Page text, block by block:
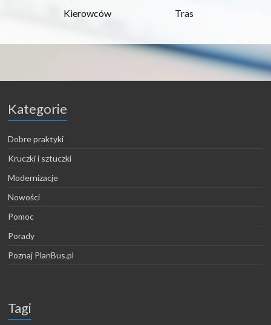
Kierowców Tras
Kategorie
Dobre praktyki
Kruczki i sztuczki
Modernizacje
Nowości
Pomoc
Porady
Poznaj PlanBus.pl
Tagi